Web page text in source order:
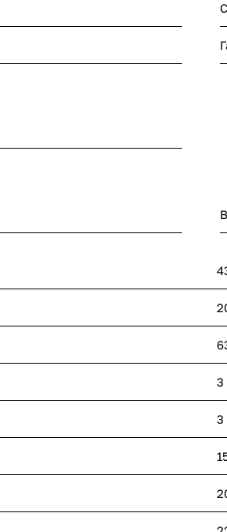
3
3